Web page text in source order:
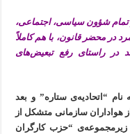
تمام شؤون سیاسی، اجتماعی،
در محضر قانون، با هم کاملاً
راستای رفع تبعیض‌های
“اتحادیه‌ی ستاره” و بعد
هواداران سازمانی متشکل از
زیر‌مجموعه‌ی “حزب کارگران